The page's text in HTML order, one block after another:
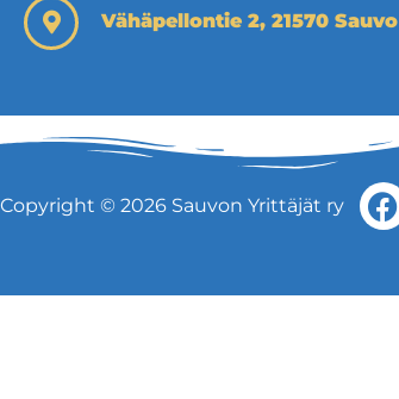
Vähäpellontie 2, 21570 Sauvo
Copyright © 2026 Sauvon Yrittäjät ry